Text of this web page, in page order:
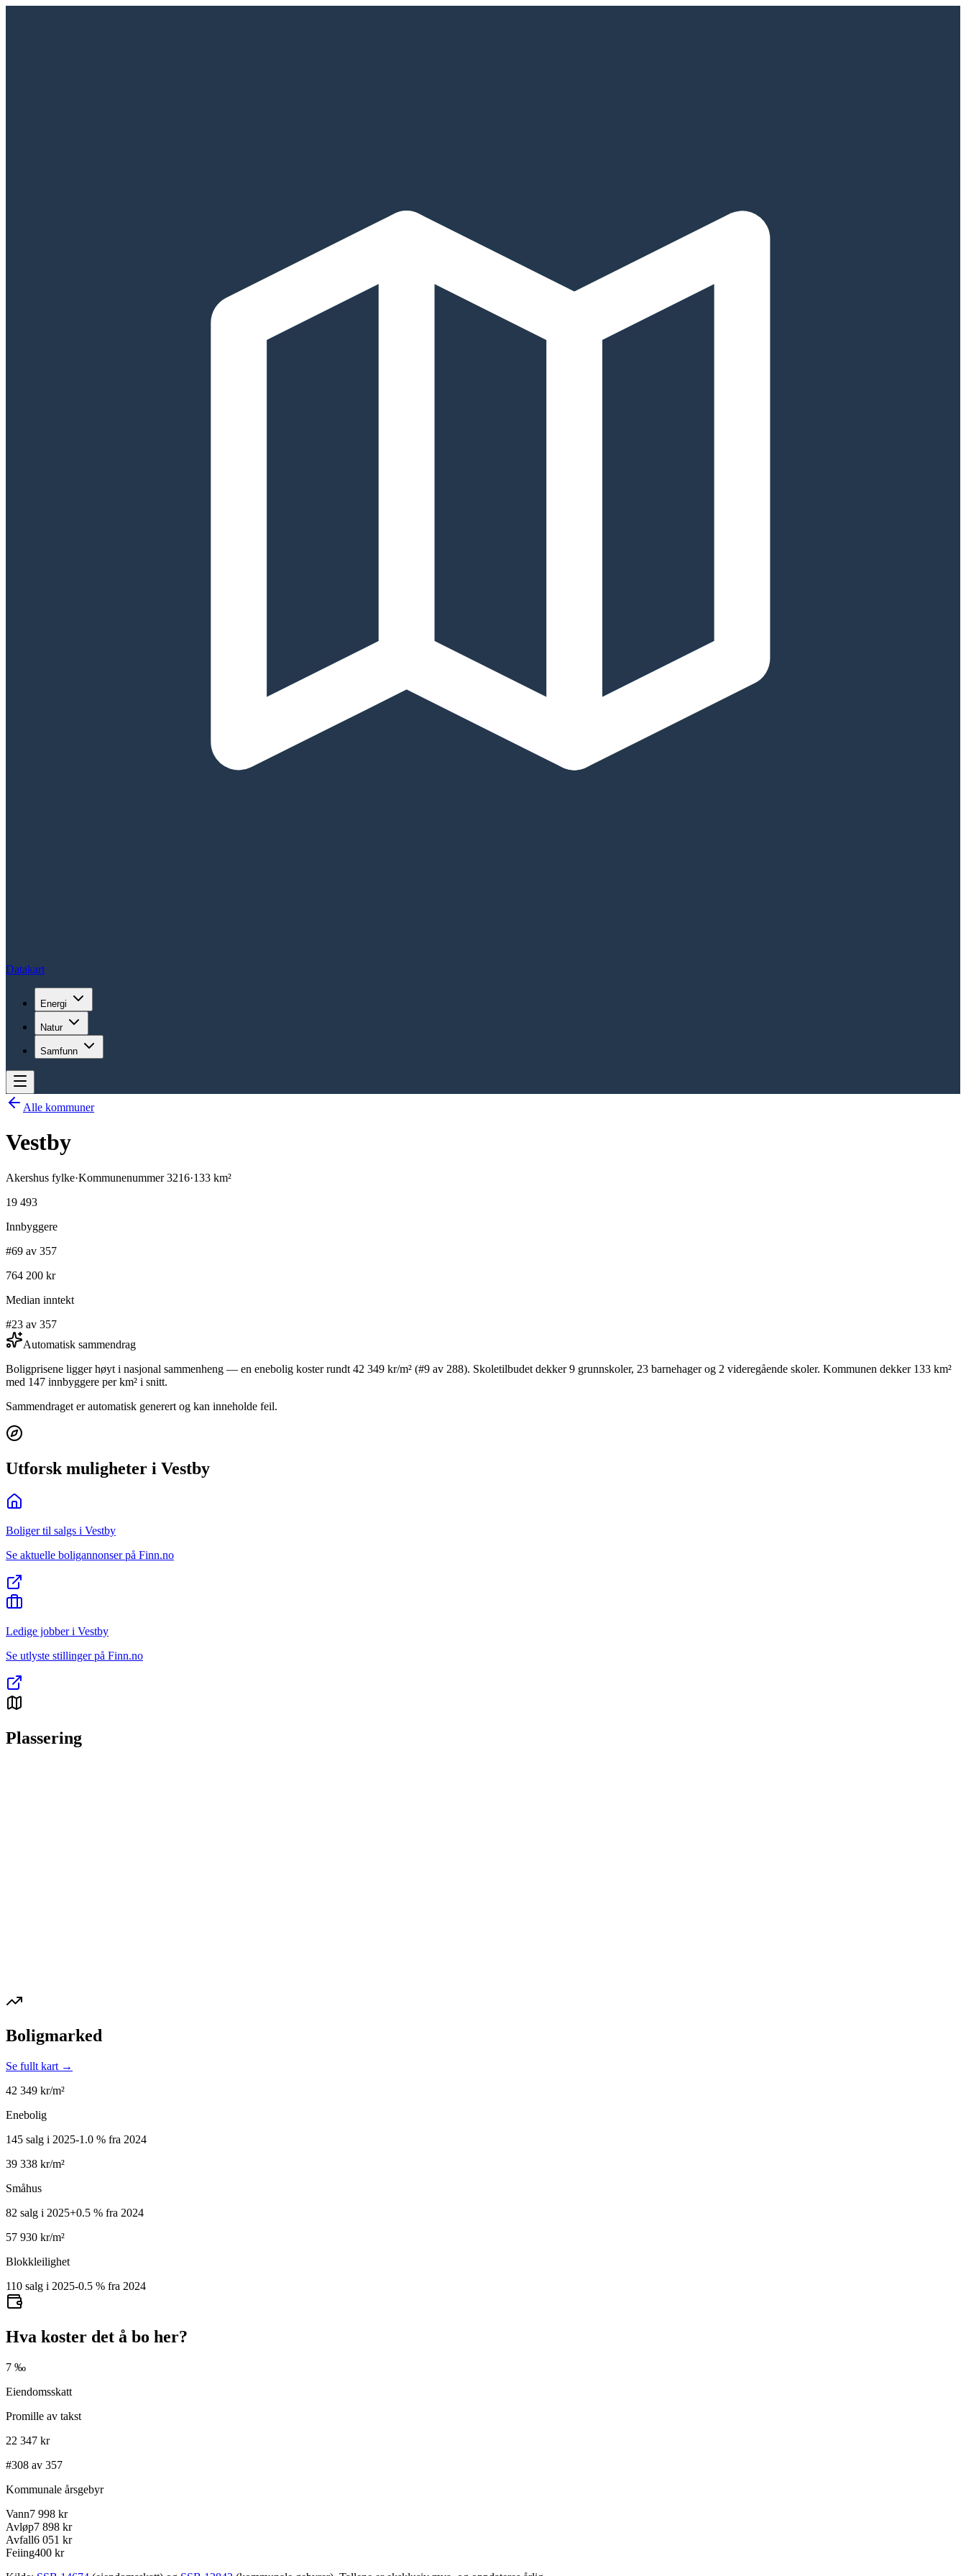
Datakart
Energi
Natur
Samfunn
Alle kommuner
Vestby
Akershus fylke·Kommunenummer3216·133 km²
19 493
Innbyggere
#69 av 357
764 200 kr
Median inntekt
#23 av 357
Automatisk sammendrag
Boligprisene ligger høyt i nasjonal sammenheng — en enebolig koster rundt 42 349 kr/m² (#9 av 288). Skoletilbudet dekker 9 grunnskoler, 23 barnehager og 2 videregående skoler. Kommunen dekker 133 km²
med 147 innbyggere per km² i snitt.
Sammendraget er automatisk generert og kan inneholde feil.
Utforsk muligheter i Vestby
Boliger til salgs i Vestby
Se aktuelle boligannonser på Finn.no
Ledige jobber i Vestby
Se utlyste stillinger på Finn.no
Plassering
Boligmarked
Se fullt kart →
42 349 kr/m²
Enebolig
145 salg i 2025-1.0 % fra 2024
39 338 kr/m²
Småhus
82 salg i 2025+0.5 % fra 2024
57 930 kr/m²
Blokkleilighet
110 salg i 2025-0.5 % fra 2024
Hva koster det å bo her?
7 ‰
Eiendomsskatt
Promille av takst
22 347 kr
#308 av 357
Kommunale årsgebyr
Vann7 998 kr
Avløp7 898 kr
Avfall6 051 kr
Feiing400 kr